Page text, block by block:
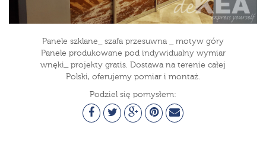
Panele szklane_ szafa przesuwna _ motyw góry
Panele produkowane pod indywidualny wymiar
wnęki_ projekty gratis. Dostawa na terenie całej
Polski, oferujemy pomiar i montaż.
Podziel się pomysłem: